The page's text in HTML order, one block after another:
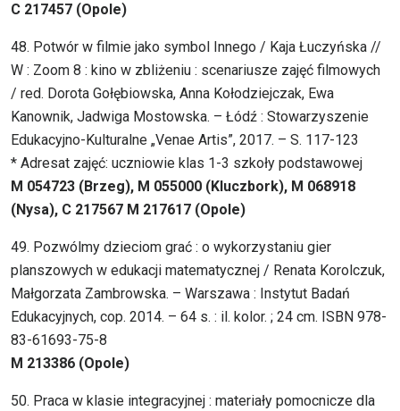
C 217457 (Opole)
48. Potwór w filmie jako symbol Innego / Kaja Łuczyńska //
W : Zoom 8 : kino w zbliżeniu : scenariusze zajęć filmowych
/ red. Dorota Gołębiowska, Anna Kołodziejczak, Ewa
Kanownik, Jadwiga Mostowska. – Łódź : Stowarzyszenie
Edukacyjno-Kulturalne „Venae Artis”, 2017. – S. 117-123
* Adresat zajęć: uczniowie klas 1-3 szkoły podstawowej
M 054723 (Brzeg), M 055000 (Kluczbork), M 068918
(Nysa), C 217567 M 217617 (Opole)
49. Pozwólmy dzieciom grać : o wykorzystaniu gier
planszowych w edukacji matematycznej / Renata Korolczuk,
Małgorzata Zambrowska. – Warszawa : Instytut Badań
Edukacyjnych, cop. 2014. – 64 s. : il. kolor. ; 24 cm. ISBN 978-
83-61693-75-8
M 213386 (Opole)
50. Praca w klasie integracyjnej : materiały pomocnicze dla